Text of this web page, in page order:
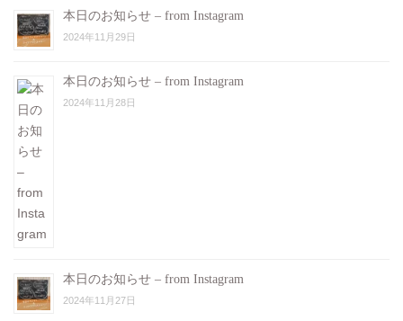
本日のお知らせ – from Instagram
2024年11月29日
本日のお知らせ – from Instagram
2024年11月28日
本日のお知らせ – from Instagram
2024年11月27日